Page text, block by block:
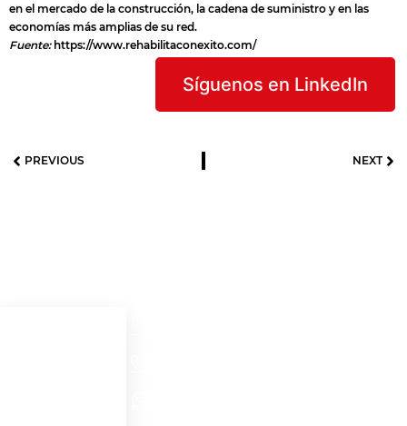
en el mercado de la construcción, la cadena de suministro y en las
economías más amplias de su red.
Fuente: https://www.rehabilitaconexito.com/
Síguenos en LinkedIn
PREVIOUS NEXT